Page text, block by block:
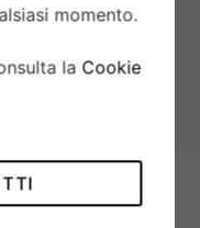
momento.
la Cookie